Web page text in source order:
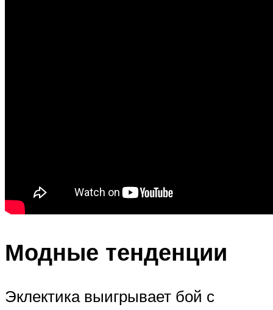
Модные тенденции
Эклектика выигрывает бой с